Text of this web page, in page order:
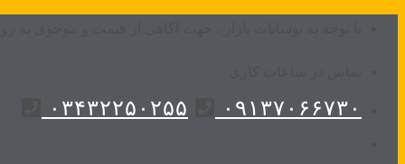
۰۹۱۳۷۰۶۶۷۳۰ ۰۳۴۳۲۲۵۰۲۵۵